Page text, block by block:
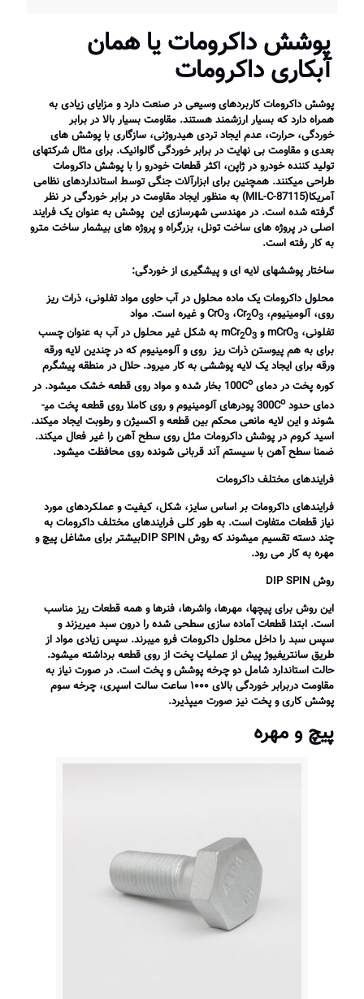
پوشش داکرومات یا همان
آبکاری داکرومات
پوشش داکرومات کاربردهای وسیعی در صنعت دارد و مزایای زیادی به
همراه دارد که بسیار ارزشمند هستند. مقاومت بسیار بالا در برابر
خوردگی، حرارت، عدم ایجاد تردی هیدروژنی، سازگاری با پوشش های
بعدی و مقاومت بی نهایت در برابر خوردگی گالوانیک. برای مثال شرکتهای
تولید کنندهخودرو در ژاپن، اکثر قطعات خودرو را با پوشش داکرومات
طراحی می­کنند. همچنین برای ابزارآلات جنگی توسط استانداردهای نظامی
آمریکا(MIL-C-87115)به منظور ایجاد مقاومت در برابر خوردگی در نظر
گرفته شده است. در مهندسی شهرسازی این پوشش به عنوان یک فرایند
اصلی در پروژه های ساخت تونل، بزرگراه و پروژه های بیشمار ساخت مترو
به کار رفته است.
ساختار پوشش­های لایه­ ای و پیشگیری از خوردگی:
محلول داکرومات یک ماده محلول در آب حاوی مواد تفلونی، ذرات ریز
روی، آلومینیوم،
Cr2O3 ، CrO3
و غیره است. مواد
تفلونی، mCrO3 و mCr2O3
به شکل غیر محلول در آب به عنوان چسب
برای به هم پیوستن ذرات ریز روی و آلومینیوم که در چندین لایه ورقه
ورقه برای ایجاد یک لایه پوششی به کار می­رود. حلال در منطقه پیشگرم
کوره پخت در دمایo
C
100 بخار شده و مواد روی قطعه خشک می­شود. در
دمای حدودo
C
300 پودرهای آلومینیوم و روی کاملا روی قطعه پخت می­
شوند و این لایه مانعی محکم بین قطعه و اکسیژن و رطوبت ایجاد می­کند.
اسید کروم در پوشش داکرومات مثل روی سطح آهن را غیر فعال می­کند.
ضمنا سطح آهن با سیستم آند قربانی شونده روی محافظت می­شود.
فرایندهای مختلف داکرومات
فرایندهای داکرومات بر اساس سایز، شکل، کیفیت و عملکردهای مورد
نیاز قطعات متفاوت است. به طور کلی فرایندهای مختلف داکرومات به
چند دسته تقسیم میشوند که روش DIP SPIN
بیشتر برای مشاغل پیچ و
مهره به کار می رود.
روش DIP SPIN
این روش برایپیچ­ها، مهرها، واشرها، فنرها و همه قطعات ریز مناسب
است. ابتدا قطعات آماده سازی سطحی شده را درون سبد می­ریزند و
سپس سبد را داخل محلول داکرومات فرو می­برند. سپس زیادی مواد از
طریق سانتریفیوژ پیش از عملیات پخت از روی قطعه برداشته می­شود.
حالت استاندارد شامل دو چرخه پوشش و پخت است. در صورت نیاز به
مقاومت دربرابر خوردگی بالای ۱۰۰۰ ساعت سالت اسپری، چرخه سوم
پوشش کاری و پخت نیز صورت می­پذیرد.
پیچ و مهره